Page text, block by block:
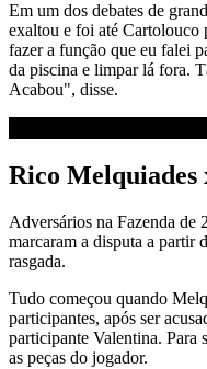
Em um dos debates de
exaltou e foi até Cartolouco
fazer a função que eu falei
da piscina e limpar lá fora.
Acabou", disse.
Rico Melquiades
Adversários na Fazenda
marcaram a disputa a partir
rasgada.
Tudo começou quando
participantes, após ser
participante Valentina. Para
as peças do jogador.